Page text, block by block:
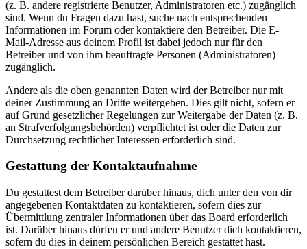
(z. B. andere registrierte Benutzer, Administratoren etc.) zugänglich
sind. Wenn du Fragen dazu hast, suche nach entsprechenden
Informationen im Forum oder kontaktiere den Betreiber. Die E-
Mail-Adresse aus deinem Profil ist dabei jedoch nur für den
Betreiber und von ihm beauftragte Personen (Administratoren)
zugänglich.
Andere als die oben genannten Daten wird der Betreiber nur mit
deiner Zustimmung an Dritte weitergeben. Dies gilt nicht, sofern er
auf Grund gesetzlicher Regelungen zur Weitergabe der Daten (z. B.
an Strafverfolgungsbehörden) verpflichtet ist oder die Daten zur
Durchsetzung rechtlicher Interessen erforderlich sind.
Gestattung der Kontaktaufnahme
Du gestattest dem Betreiber darüber hinaus, dich unter den von dir
angegebenen Kontaktdaten zu kontaktieren, sofern dies zur
Übermittlung zentraler Informationen über das Board erforderlich
ist. Darüber hinaus dürfen er und andere Benutzer dich kontaktieren,
sofern du dies in deinem persönlichen Bereich gestattet hast.